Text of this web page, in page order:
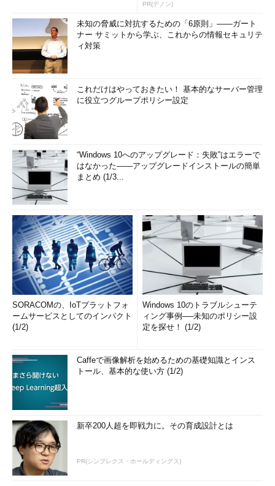
PR(デノン)
未知の脅威に対抗するための「6原則」――ガート
ナー サミットから学ぶ、これからの情報セキュリテ
ィ対策
これだけはやっておきたい！ 基本的なサーバー管理
に役立つグループポリシー設定
“Windows 10へのアップグレード：失敗”はエラーで
はなかった――アップグレードインストールの簡単
まとめ (1/3...
SORACOMの、IoTプラットフォ
ームサービスとしてのインパクト
(1/2)
Windows 10のトラブルシューテ
ィング事例──未知のポリシー設
定を探せ！ (1/2)
Caffeで画像解析を始めるための基礎知識とインス
トール、基本的な使い方 (1/2)
新卒200人超を即戦力に。その育成設計とは
PR(シンプレクス・ホールディングス)